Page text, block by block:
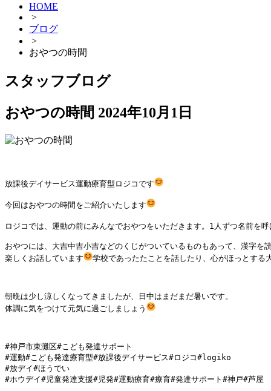
HOME
>
ブログ
>
おやつの時間
スタッフブログ
おやつの時間 2024年10月1日
放課後デイサービス運動療育型ロジコです
今回はおやつの時間をご紹介いたします
ロジコでは、運動の前にみんなでおやつをいただきます。1人ずつ名前を
おやつには、大吉中吉小吉などのくじがついているものもあって、漢字
楽しくお話しています
学校であったたことを話したり、心がほっとする
朝晩は少し涼しくなってきましたが、日中はまだまだ暑いです。
体調に気をつけて元気に過ごしましょう
#神戸市東灘区#こども発達サポート
#運動#こども発達療育型#放課後デイサービス#ロジコ#logiko
#放デイ#ほうでい
#ホウデイ#児童発達支援#児発#運動療育#療育#発達サポート#神戸#芦屋